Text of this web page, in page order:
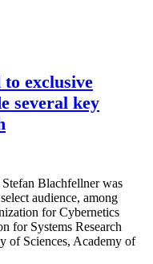
exclusive
several key
Blachfellner was
audience, among
for Cybernetics
for Systems Research
of Sciences, Academy of